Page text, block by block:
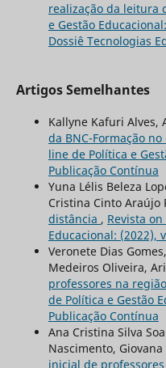
realização da leitura
e Gestão
Dossiê Tecnologias
Artigos Semelhantes
Kallyne Kafuri Alves,
da BNC-Formação
line de Política e
Publicação Contínua
Yuna Lélis Beleza
Cristina Cinto Araújo
distância , Revista
Educacional: (2022),
Veronete Dias
Medeiros Oliveira,
professores na
de Política e Gestão
Publicação Contínua
Ana Cristina Silva
Nascimento,
inicial de